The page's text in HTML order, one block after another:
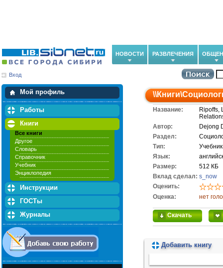
НОВОСТИ РАЗВЛЕЧЕНИЯ
Вход
Мой профиль
Мои закладки
Работы
Книги
Все книги
Другое
Словарь
Справочник
Учебник
Энциклопедия
Инструкции
ГОСТы
Журналы
\\Книги\
Название:
Ripoffs,
Автор:
Dejong
Раздел:
Тип:
Учебник
Язык:
Размер:
512 КБ
Вклад сделал: s_now
Оценить:
Оценка:
нет
Скачать
Добавить книгу